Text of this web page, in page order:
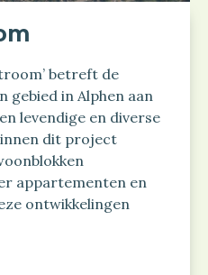
betreft de
gebied in Alphen aan
levendige en diverse
dit project
appartementen en
ontwikkelingen